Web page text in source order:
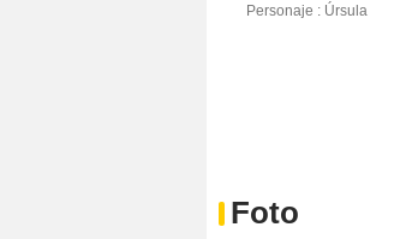
Personaje : Úrsula
Foto